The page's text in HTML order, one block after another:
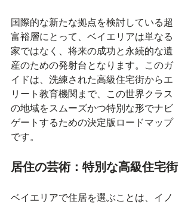
国際的な新たな拠点を検討している超
富裕層にとって、ベイエリアは単なる
家ではなく、将来の成功と永続的な遺
産のための発射台となります。このガ
イドは、洗練された高級住宅街からエ
リート教育機関まで、この世界クラス
の地域をスムーズかつ特別な形でナビ
ゲートするための決定版ロードマップ
です。
居住の芸術：特別な高級住宅街
ベイエリアで住居を選ぶことは、イノ